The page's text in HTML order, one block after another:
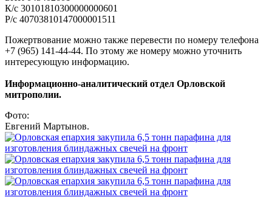
К/с 30101810300000000601
Р/с 40703810147000001511
Пожертвование можно также перевести по номеру телефона
+7 (965) 141-44-44. По этому же номеру можно уточнить
интересующую информацию.
Информационно-аналитический отдел Орловской
митрополии.
Фото:
Евгений Мартынов.